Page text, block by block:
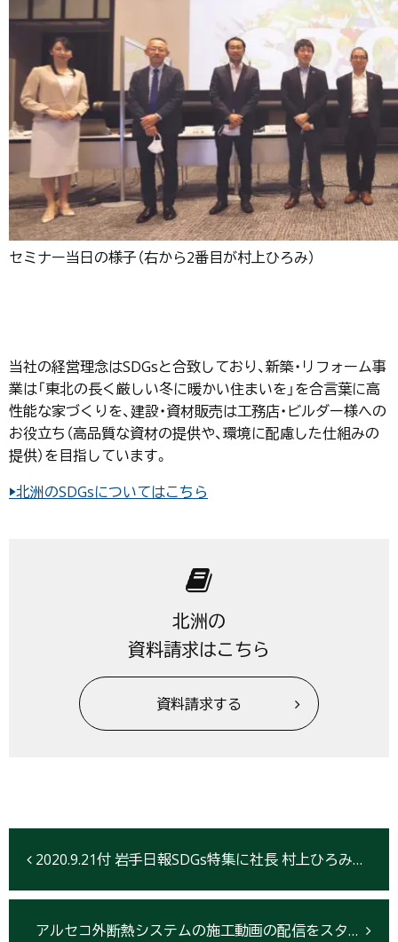
セミナー当日の様子（右から2番目が村上ひろみ）
当社の経営理念はSDGsと合致しており、新築・リフォーム事
業は「東北の長く厳しい冬に暖かい住まいを」を合言葉に高
性能な家づくりを、建設・資材販売は工務店・ビルダー様への
お役立ち（高品質な資材の提供や、環境に配慮した仕組みの
提供）を目指しています。
▶北洲のSDGsについてはこちら
北洲の
資料請求はこちら
資料請求する
2020.9.21付 岩手日報SDGs特集に社長 村上ひろみのインタビューが掲載されました
アルセコ外断熱システムの施工動画の配信をスタートしました